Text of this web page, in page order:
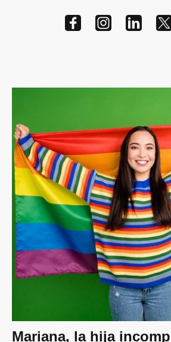
Mariana, la hija